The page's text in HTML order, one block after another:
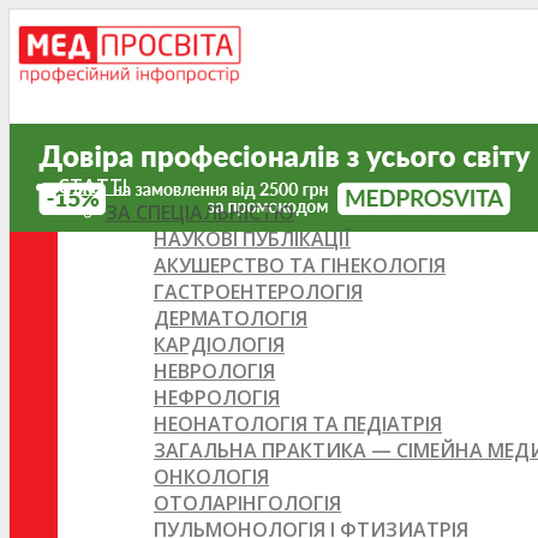
СТАТТІ
ЗА СПЕЦІАЛЬНІСТЮ
НАУКОВІ ПУБЛІКАЦІЇ
АКУШЕРСТВО ТА ГІНЕКОЛОГІЯ
ГАСТРОЕНТЕРОЛОГІЯ
ДЕРМАТОЛОГІЯ
КАРДІОЛОГІЯ
НЕВРОЛОГІЯ
НЕФРОЛОГІЯ
НЕОНАТОЛОГІЯ ТА ПЕДІАТРІЯ
ЗАГАЛЬНА ПРАКТИКА — СІМЕЙНА
ОНКОЛОГІЯ
ОТОЛАРІНГОЛОГІЯ
ПУЛЬМОНОЛОГІЯ І ФТИЗИАТРІЯ